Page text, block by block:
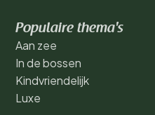
Populaire thema's
Aan zee
In de bossen
Kindvriendelijk
Luxe